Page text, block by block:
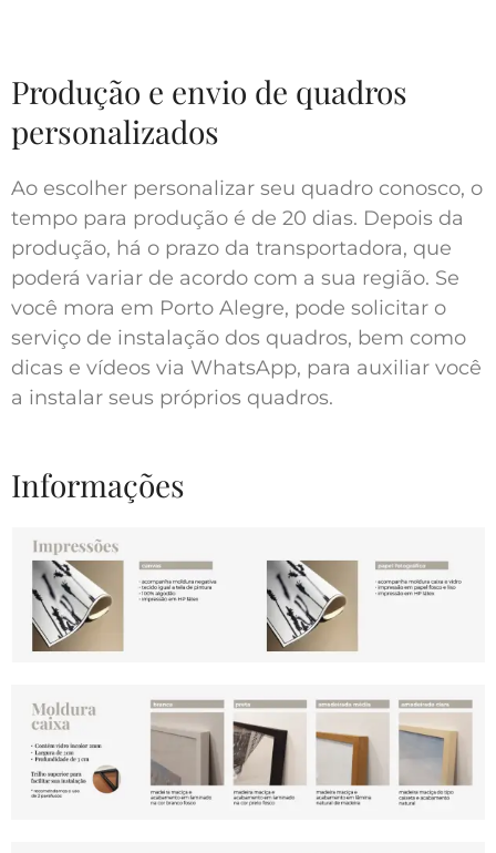
Produção e envio de quadros
personalizados
Ao escolher personalizar seu quadro conosco, o
tempo para produção é de 20 dias. Depois da
produção, há o prazo da transportadora, que
poderá variar de acordo com a sua região. Se
você mora em Porto Alegre, pode solicitar o
serviço de instalação dos quadros, bem como
dicas e vídeos via WhatsApp, para auxiliar você
a instalar seus próprios quadros.
Informações